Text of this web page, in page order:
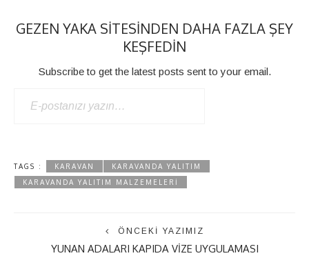
GEZEN YAKA SITESINDEN DAHA FAZLA ŞEY
KEŞFEDIN
Subscribe to get the latest posts sent to your email.
TAGS : KARAVAN
KARAVANDA YALITIM
KARAVANDA YALITIM MALZEMELERI
ÖNCEKI YAZIMIZ
YUNAN ADALARI KAPIDA VIZE UYGULAMASI